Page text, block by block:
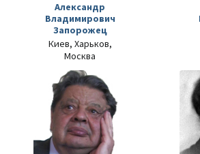
Александр
Владимирович
Запорожец
Киев, Харьков,
Москва